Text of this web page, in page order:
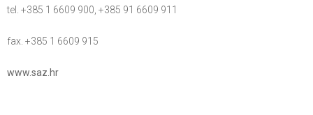
tel. +385 1 6609 900, +385 91 6609 911
fax. +385 1 6609 915
www.saz.hr